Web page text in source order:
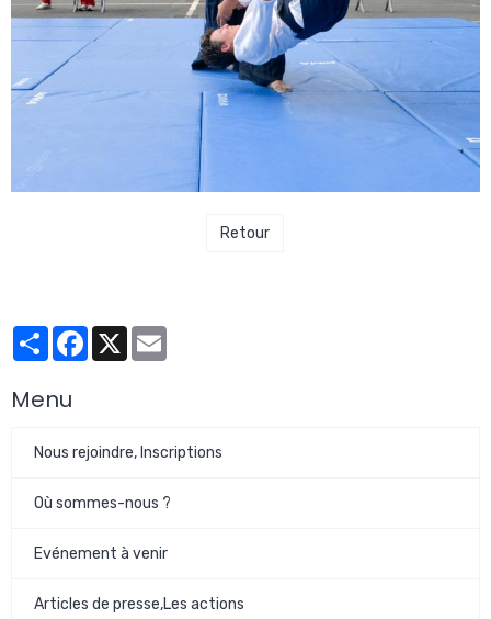
Retour
PartagerFacebook
X
Menu
Nous rejoindre, Inscriptions
Où sommes-nous ?
Evénement à venir
Articles de presse,Les actions